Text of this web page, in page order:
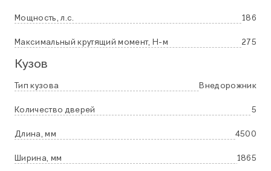
Мощность, л.с. 186
Максимальный крутящий момент, Н-м 275
Кузов
Тип кузова Внедорожник
Количество дверей 5
Длина, мм 4500
Ширина, мм 1865